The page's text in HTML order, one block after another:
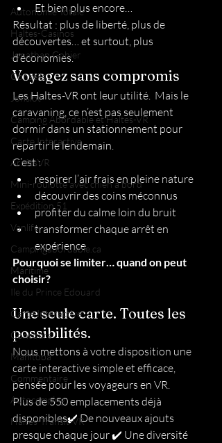
Autonomie Totale
Haltes-Casinos
Jonathan Gohier
Conseils
Jonslot
Camping Abordable et Haltes-VR
Carte Interactive
ArrêtsVR
Mini-roulotte avec chien à bord
Expédition 51
Vanlife
Campingabordable.ca
Maritime
Ile du Prince Edouard
Carte Interactive
Concours
Manitoba
Commentaire
Autocamping
Haltes-Transit-VR
Et bien plus encore…
Résultat : plus de liberté, plus de
découvertes… et surtout, plus
d’économies.
Voyagez sans compromis
Les Haltes-VR ont leur utilité.  Mais le
caravaning, ce n’est pas seulement
dormir dans un stationnement pour
repartir le lendemain.
C’est :
respirer l’air frais en pleine nature
découvrir des coins méconnus
profiter du calme loin du bruit
transformer chaque arrêt en
expérience
Pourquoi se limiter… quand on peut
choisir?
Une seule carte. Toutes les
possibilités.
Nous mettons à votre disposition une
carte interactive simple et efficace,
pensée pour les voyageurs en VR.
Plus de 550 emplacements déjà
disponibles✔️ De nouveaux ajouts
presque chaque jour ✔️ Une diversité